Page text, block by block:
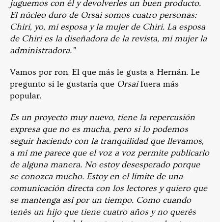
juguemos con él y devolverles un buen producto.
El núcleo duro de Orsai somos cuatro personas:
Chiri, yo, mi esposa y la mujer de Chiri. La esposa
de Chiri es la diseñadora de la revista, mi mujer la
administradora.”
Vamos por ron. El que más le gusta a Hernán. Le
pregunto si le gustaría que Orsaifuera más
popular.
Es un proyecto muy nuevo, tiene la repercusión
expresa que no es mucha, pero si lo podemos
seguir haciendo con la tranquilidad que llevamos,
a mí me parece que el voz a voz permite publicarlo
de alguna manera. No estoy desesperado porque
se conozca mucho. Estoy en el límite de una
comunicación directa con los lectores y quiero que
se mantenga así por un tiempo. Como cuando
tenés un hijo que tiene cuatro años y no querés